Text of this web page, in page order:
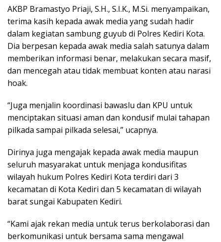
AKBP Bramastyo Priaji, S.H., S.I.K., M.Si. menyampaikan,
terima kasih kepada awak media yang sudah hadir
dalam kegiatan sambung guyub di Polres Kediri Kota.
Dia berpesan kepada awak media salah satunya dalam
memberikan informasi benar, melakukan secara masif,
dan mencegah atau tidak membuat konten atau narasi
hoak.
“Juga menjalin koordinasi bawaslu dan KPU untuk
menciptakan situasi aman dan kondusif mulai tahapan
pilkada sampai pilkada selesai,” ucapnya.
Dirinya juga mengajak kepada awak media maupun
seluruh masyarakat untuk menjaga kondusifitas
wilayah hukum Polres Kediri Kota terdiri dari 3
kecamatan di Kota Kediri dan 5 kecamatan di wilayah
barat sungai Kabupaten Kediri.
“Kami ajak rekan media untuk terus berkolaborasi dan
berkomunikasi untuk bersama sama mengawal